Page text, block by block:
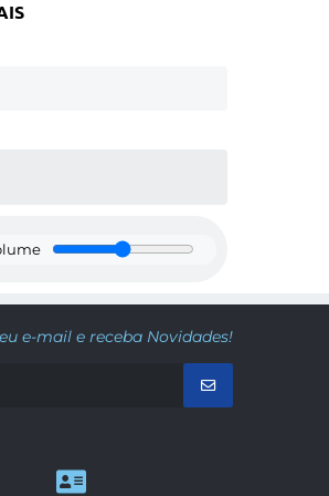
e-mail e receba Novidades!